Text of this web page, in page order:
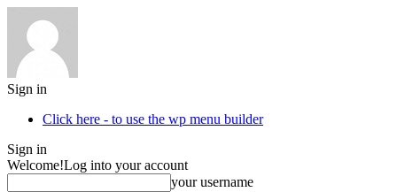
Sign in
Click here - to use the wp menu builder
Sign in
Welcome!Log into your account
your username